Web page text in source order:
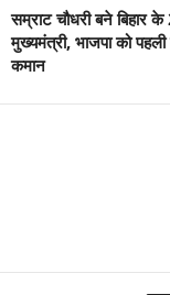
सम्राट चौधरी बने बिहार
मुख्यमंत्री, भाजपा को पहली
कमान